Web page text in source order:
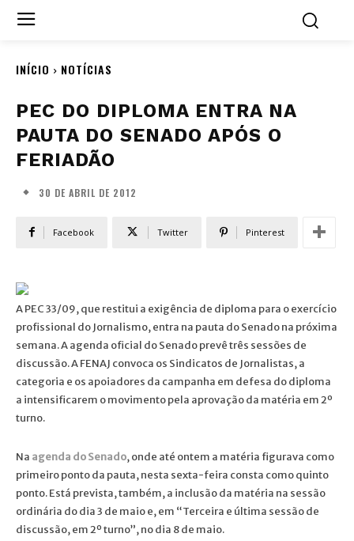
INÍCIO NOTÍCIAS
PEC DO DIPLOMA ENTRA NA
PAUTA DO SENADO APÓS O
FERIADÃO
30 DE ABRIL DE 2012
Facebook Twitter Pinterest
A PEC 33/09, que restitui a exigência de diploma para o exercício
profissional do Jornalismo, entra na pauta do Senado na próxima
semana. A agenda oficial do Senado prevê três sessões de
discussão. A FENAJ convoca os Sindicatos de Jornalistas, a
categoria e os apoiadores da campanha em defesa do diploma
a intensificarem o movimento pela aprovação da matéria em 2º
turno.
Na agenda do Senado, onde até ontem a matéria figurava como
primeiro ponto da pauta, nesta sexta-feira consta como quinto
ponto. Está prevista, também, a inclusão da matéria na sessão
ordinária do dia 3 de maio e, em “Terceira e última sessão de
discussão, em 2º turno”, no dia 8 de maio.